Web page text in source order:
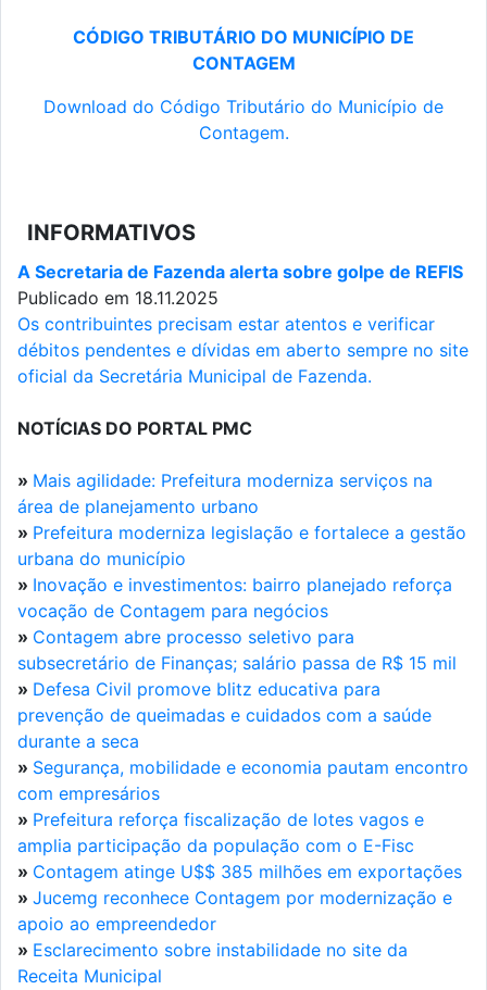
CÓDIGO TRIBUTÁRIO DO MUNICÍPIO DE
CONTAGEM
Download do Código Tributário do Município de
Contagem.
INFORMATIVOS
A Secretaria de Fazenda alerta sobre golpe de REFIS
Publicado em 18.11.2025
Os contribuintes precisam estar atentos e verificar
débitos pendentes e dívidas em aberto sempre no site
oficial da Secretária Municipal de Fazenda.
NOTÍCIAS DO PORTAL PMC
» Mais agilidade: Prefeitura moderniza serviços na
área de planejamento urbano
» Prefeitura moderniza legislação e fortalece a gestão
urbana do município
» Inovação e investimentos: bairro planejado reforça
vocação de Contagem para negócios
» Contagem abre processo seletivo para
subsecretário de Finanças; salário passa de R$ 15 mil
» Defesa Civil promove blitz educativa para
prevenção de queimadas e cuidados com a saúde
durante a seca
» Segurança, mobilidade e economia pautam encontro
com empresários
» Prefeitura reforça fiscalização de lotes vagos e
amplia participação da população com o E-Fisc
» Contagem atinge U$$ 385 milhões em exportações
» Jucemg reconhece Contagem por modernização e
apoio ao empreendedor
» Esclarecimento sobre instabilidade no site da
Receita Municipal